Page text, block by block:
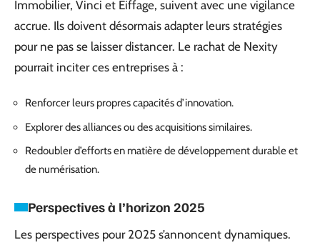
Immobilier, Vinci et Eiffage, suivent avec une vigilance
accrue. Ils doivent désormais adapter leurs stratégies
pour ne pas se laisser distancer. Le rachat de Nexity
pourrait inciter ces entreprises à :
Renforcer leurs propres capacités d’innovation.
Explorer des alliances ou des acquisitions similaires.
Redoubler d’efforts en matière de développement durable et
de numérisation.
Perspectives à l’horizon 2025
Les perspectives pour 2025 s’annoncent dynamiques.